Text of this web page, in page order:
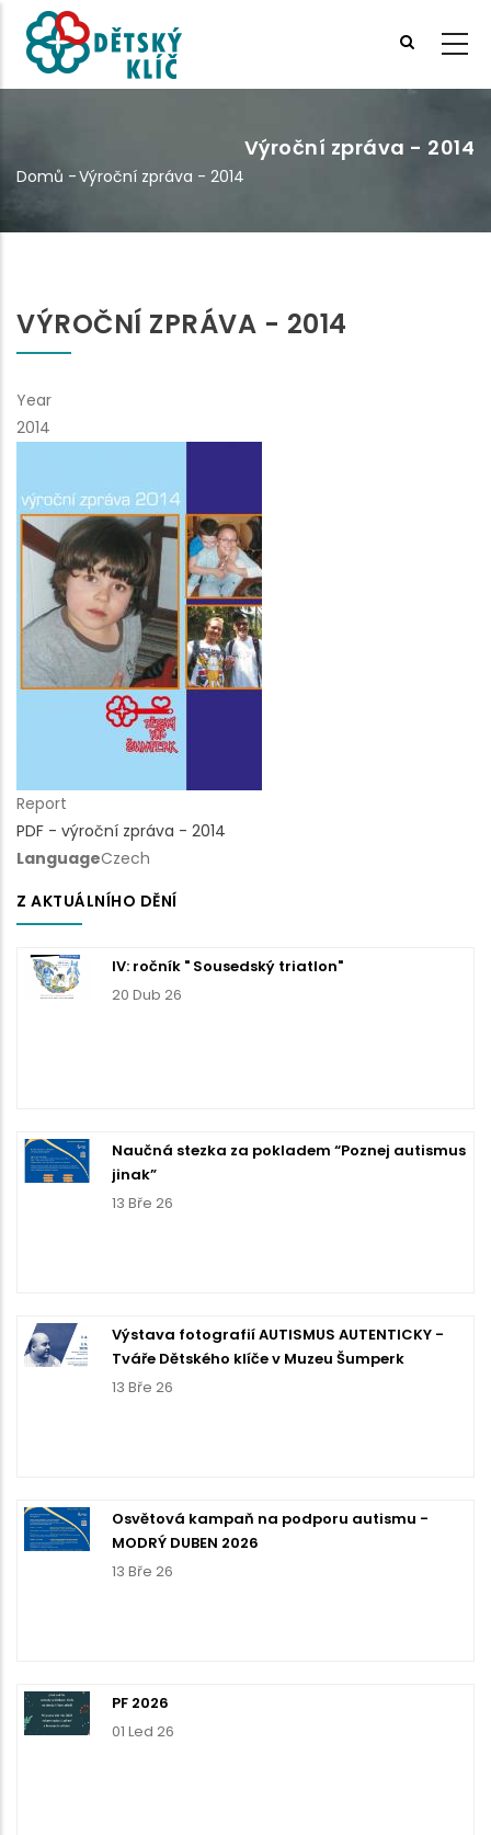
Přejít
hlavnímu
obsahu
Výroční zpráva - 2014
Drobečková
navigace
Domů -Výroční zpráva - 2014
VÝROČNÍ ZPRÁVA - 2014
Year
2014
Report
PDF - výroční zpráva - 2014
LanguageCzech
Z AKTUÁLNÍHO DĚNÍ
IV: ročník " Sousedský triatlon"
20 Dub 26
Naučná stezka za pokladem “Poznej autismus
jinak”
13 Bře 26
Výstava fotografií AUTISMUS AUTENTICKY -
Tváře Dětského klíče v Muzeu Šumperk
13 Bře 26
Osvětová kampaň na podporu autismu -
MODRÝ DUBEN 2026
13 Bře 26
PF 2026
01 Led 26